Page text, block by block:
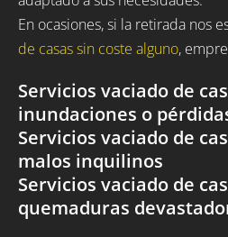
En ocasiones, si la retirada nos
de casas sin coste alguno,
Servicios vaciado de
inundaciones o
Servicios vaciado de
malos inquilinos
Servicios vaciado de
quemaduras